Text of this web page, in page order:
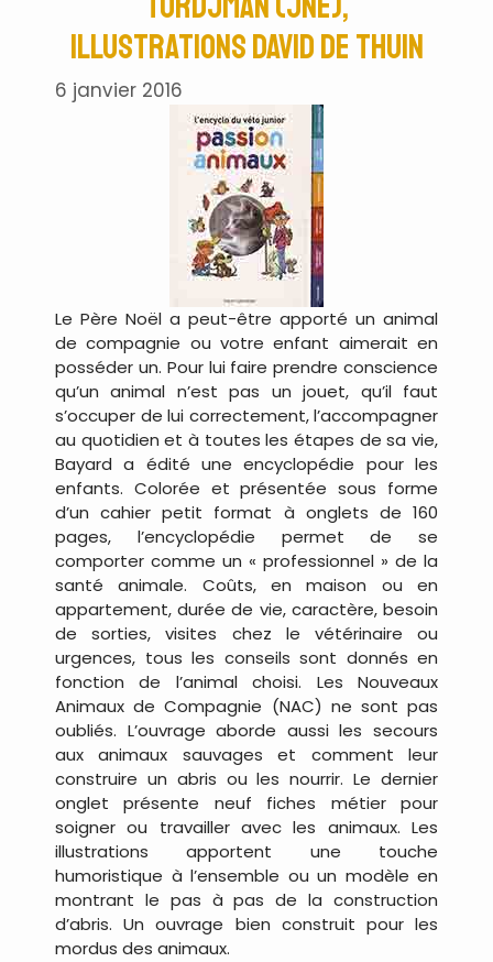
illustrations David de Thuin
6 janvier 2016
Le Père Noël a peut-être apporté un animal
de compagnie ou votre enfant aimerait en
posséder un. Pour lui faire prendre conscience
qu’un animal n’est pas un jouet, qu’il faut
s’occuper de lui correctement, l’accompagner
au quotidien et à toutes les étapes de sa vie,
Bayard a édité une encyclopédie pour les
enfants. Colorée et présentée sous forme
d’un cahier petit format à onglets de 160
pages, l’encyclopédie permet de se
comporter comme un « professionnel » de la
santé animale. Coûts, en maison ou en
appartement, durée de vie, caractère, besoin
de sorties, visites chez le vétérinaire ou
urgences, tous les conseils sont donnés en
fonction de l’animal choisi. Les Nouveaux
Animaux de Compagnie (NAC) ne sont pas
oubliés. L’ouvrage aborde aussi les secours
aux animaux sauvages et comment leur
construire un abris ou les nourrir. Le dernier
onglet présente neuf fiches métier pour
soigner ou travailler avec les animaux. Les
illustrations apportent une touche
humoristique à l’ensemble ou un modèle en
montrant le pas à pas de la construction
d’abris. Un ouvrage bien construit pour les
mordus des animaux.